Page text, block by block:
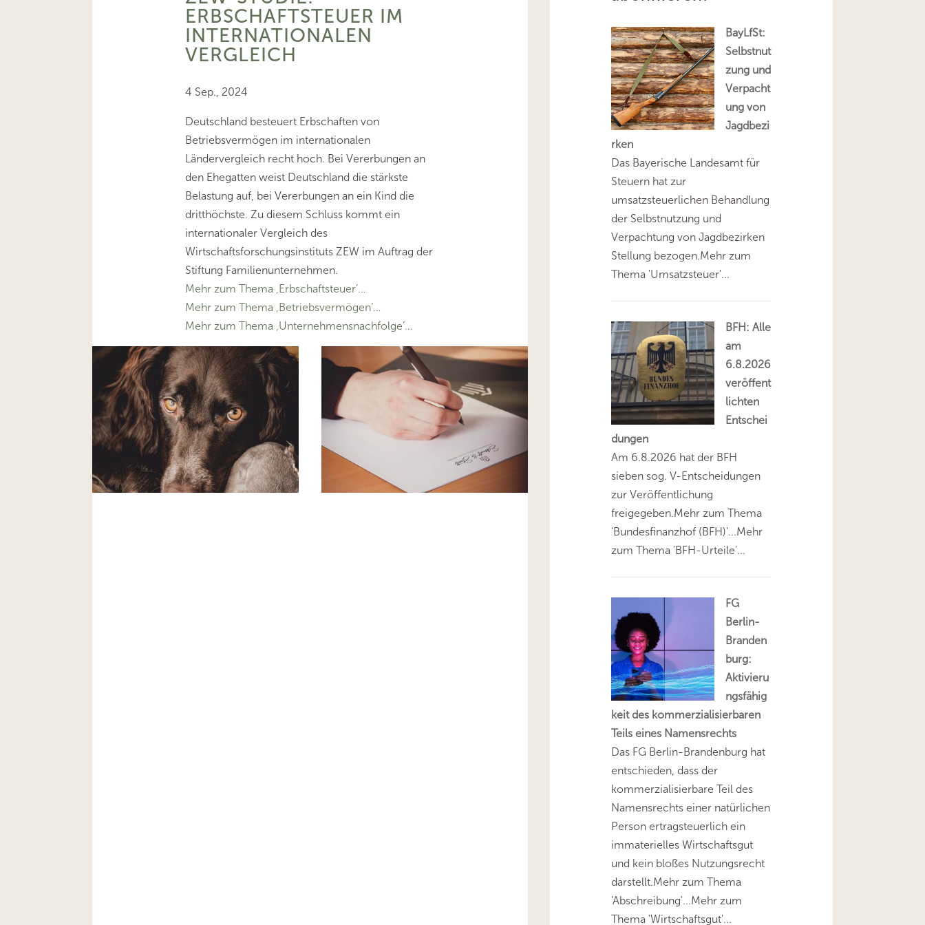
ERBSCHAFTSTEUER IM
INTERNATIONALEN
VERGLEICH
4 Sep., 2024
Deutschland besteuert Erbschaften von
Betriebsvermögen im internationalen
Ländervergleich recht hoch. Bei Vererbungen an
den Ehegatten weist Deutschland die stärkste
Belastung auf, bei Vererbungen an ein Kind die
dritthöchste. Zu diesem Schluss kommt ein
internationaler Vergleich des
Wirtschaftsforschungsinstituts ZEW im Auftrag der
Stiftung Familienunternehmen.
Mehr zum Thema ‚Erbschaftsteuer’…
Mehr zum Thema ‚Betriebsvermögen’…
Mehr zum Thema ‚Unternehmensnachfolge’…
BayLfSt:
Selbstnut
zung und
Verpacht
ung von
Jagdbezi
rken
Das Bayerische Landesamt für
Steuern hat zur
umsatzsteuerlichen Behandlung
der Selbstnutzung und
Verpachtung von Jagdbezirken
Stellung bezogen.Mehr zum
Thema 'Umsatzsteuer'...
BFH: Alle
am
6.8.2026
veröffent
lichten
Entschei
dungen
Am 6.8.2026 hat der BFH
sieben sog. V-Entscheidungen
zur Veröffentlichung
freigegeben.Mehr zum Thema
'Bundesfinanzhof (BFH)'...Mehr
zum Thema 'BFH-Urteile'...
FG
Berlin-
Branden
burg:
Aktivieru
ngsfähig
keit des kommerzialisierbaren
Teils eines Namensrechts
Das FG Berlin-Brandenburg hat
entschieden, dass der
kommerzialisierbare Teil des
Namensrechts einer natürlichen
Person ertragsteuerlich ein
immaterielles Wirtschaftsgut
und kein bloßes Nutzungsrecht
darstellt.Mehr zum Thema
'Abschreibung'...Mehr zum
Thema 'Wirtschaftsgut'...